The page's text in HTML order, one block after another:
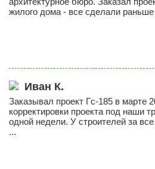
Этажность
Мансарда
Габариты
8х8
жилого дома - все сделали раньше
Иван К.
Заказывал проект Гс-185 в марте
корректировки проекта под наши
одной недели. У строителей за
...